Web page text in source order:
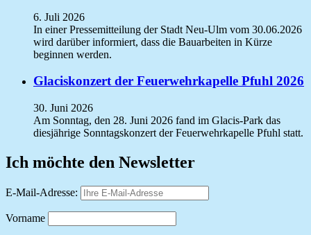
6. Juli 2026
In einer Pressemitteilung der Stadt Neu-Ulm vom 30.06.2026
wird darüber informiert, dass die Bauarbeiten in Kürze
beginnen werden.
Glaciskonzert der Feuerwehrkapelle Pfuhl 2026
30. Juni 2026
Am Sonntag, den 28. Juni 2026 fand im Glacis-Park das
diesjährige Sonntagskonzert der Feuerwehrkapelle Pfuhl statt.
Ich möchte den Newsletter
E-Mail-Adresse:
Vorname